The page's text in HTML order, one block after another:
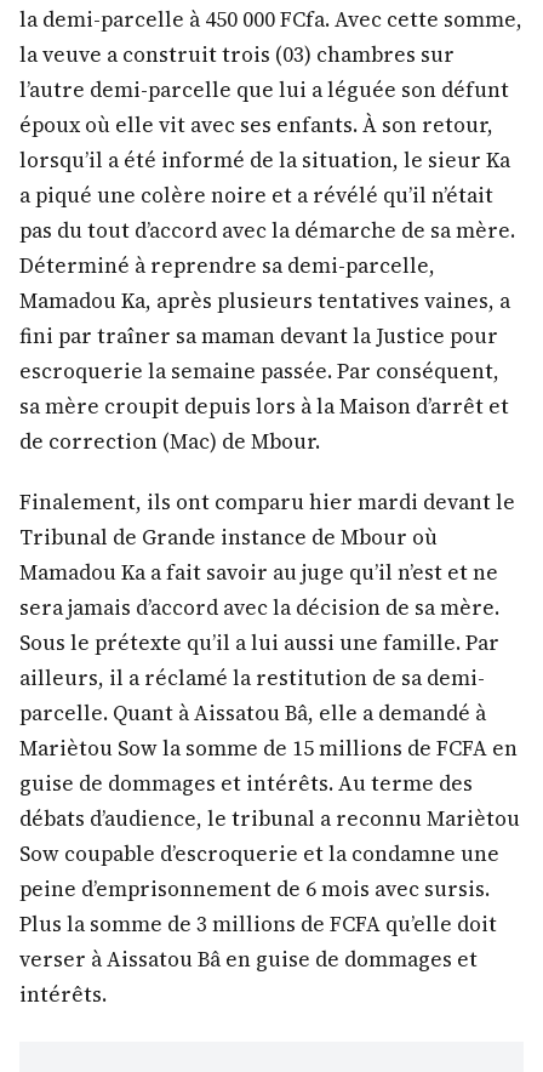
la demi-parcelle à 450 000 FCfa. Avec cette somme,
la veuve a construit trois (03) chambres sur
l’autre demi-parcelle que lui a léguée son défunt
époux où elle vit avec ses enfants. À son retour,
lorsqu’il a été informé de la situation, le sieur Ka
a piqué une colère noire et a révélé qu’il n’était
pas du tout d’accord avec la démarche de sa mère.
Déterminé à reprendre sa demi-parcelle,
Mamadou Ka, après plusieurs tentatives vaines, a
fini par traîner sa maman devant la Justice pour
escroquerie la semaine passée. Par conséquent,
sa mère croupit depuis lors à la Maison d’arrêt et
de correction (Mac) de Mbour.
Finalement, ils ont comparu hier mardi devant le
Tribunal de Grande instance de Mbour où
Mamadou Ka a fait savoir au juge qu’il n’est et ne
sera jamais d’accord avec la décision de sa mère.
Sous le prétexte qu’il a lui aussi une famille. Par
ailleurs, il a réclamé la restitution de sa demi-
parcelle. Quant à Aissatou Bâ, elle a demandé à
Mariètou Sow la somme de 15 millions de FCFA en
guise de dommages et intérêts. Au terme des
débats d’audience, le tribunal a reconnu Mariètou
Sow coupable d’escroquerie et la condamne une
peine d’emprisonnement de 6 mois avec sursis.
Plus la somme de 3 millions de FCFA qu’elle doit
verser à Aissatou Bâ en guise de dommages et
intérêts.